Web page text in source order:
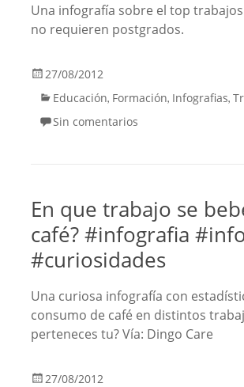
Una infografía sobre el top
no requieren postgrados.
27/08/2012
Educación, Formación, Infografias,
Sin comentarios
En que trabajo se
café? #infografia
#curiosidades
Una curiosa infografía con
consumo de café en distintos
perteneces tu? Vía: Dingo Care
27/08/2012